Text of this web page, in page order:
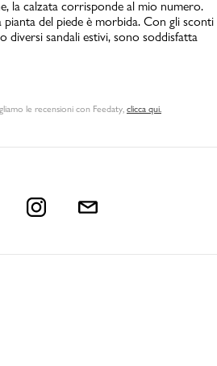
la calzata corrisponde al mio numero.
pianta del piede è morbida. Con gli sconti
diversi sandali estivi, sono soddisfatta
le recensioni con Feedaty, clicca qui.